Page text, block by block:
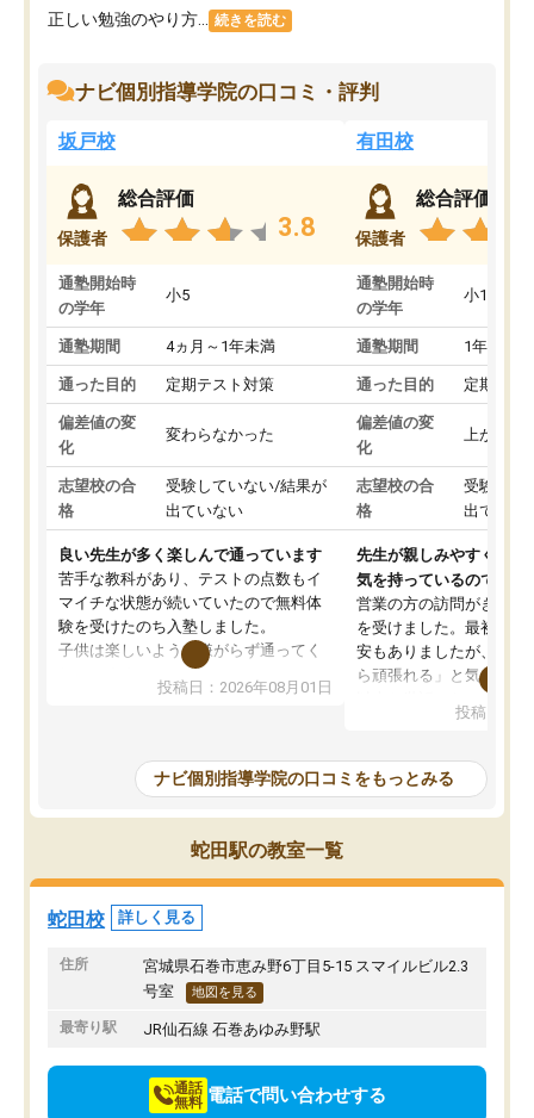
正しい勉強のやり方... 続きを読む
ナビ個別指導学院の口コミ・評判
坂戸校
保護者
総合評価
3.8
通塾開始時
の学年
小5
通塾期間 4ヵ月～1年未満
通った目的 定期テスト対策
偏差値の変
化
変わらなかった
志望校の合
格
受験していない/結果が
出ていない
良い先生が多く楽しんで通っています
苦手な教科があり、テストの点数もイ
マイチな状態が続いていたので無料体
験を受けたのち入塾しました。
子供は楽しいようで嫌がらず通ってく
先生は良い方が多く、いつも笑顔で対
教室は少し狭い印象なので夜の時間帯
など生徒さんが多い時間帯は手狭では
ないかな？と感じます。
また駅前にあるのでアクセスは良いで
すが駐車場がないのでお迎えの際に近
隣のコインパーキングを利用または路
上駐車をするしかない点が少し不便で
投稿日：2026年08月01日
有田校
保護者
総合評価
通塾開始時
の学年
小1
通塾期間 1年以上
通った目的 定期テス
偏差値の変
化
上がった
志望校の合
格
受験して
出ていな
先生が親しみやすく勉強
気を持っているので安心
営業の方の訪問がきっか
を受けました。最初は続
安もありましたが、子ど
ら頑張れる」と気に入り
ても分かりやすく、学
方を丁寧に教えてくださ
が深まっていると感じま
熱心で、一人ひとりの苦
前より勉強に前向きに取
りたいと思える塾です。
投稿日：
ナビ個別指導学院の口コミをもっとみる
蛇田駅の教室一覧
蛇田校 詳しく見る
住所
宮城県石巻市恵み野6丁目5-15 スマイルビル2.3
号室
地図を見る
最寄り駅 JR仙石線 石巻あゆみ野駅
通話
無料 電話で問い合わせする